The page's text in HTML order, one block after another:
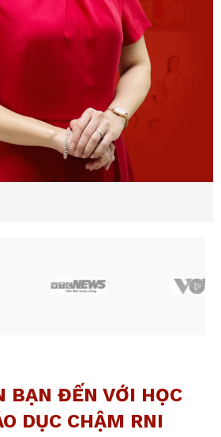
BẠN ĐẾN VỚI HỌC
DỤC CHẬM RNI